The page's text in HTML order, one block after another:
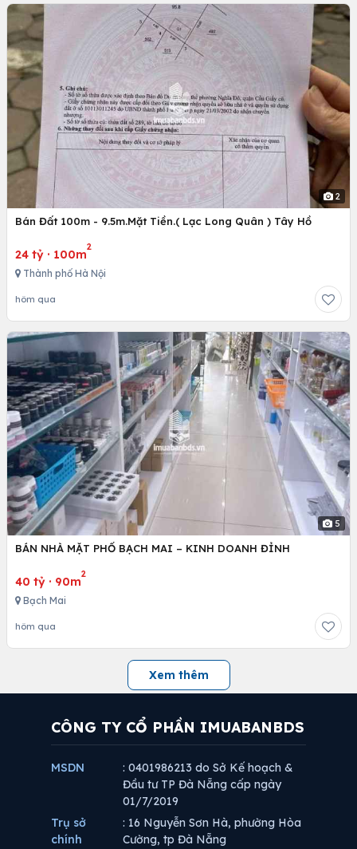
2
Bán Đất 100m - 9.5m.Mặt Tiền.( Lạc Long Quân ) Tây Hồ
24 tỷ · 100m
2
Thành phố Hà Nội
hôm qua
5
BÁN NHÀ MẶT PHỐ BẠCH MAI – KINH DOANH ĐỈNH
40 tỷ · 90m
2
Bạch Mai
hôm qua
Xem thêm
CÔNG TY CỔ PHẦN IMUABANBDS
MSDN
: 0401986213 do Sở Kế hoạch &
Đầu tư TP Đà Nẵng cấp ngày
01/7/2019
Trụ sở
chính
: 16 Nguyễn Sơn Hà, phường Hòa
Cường, tp Đà Nẵng